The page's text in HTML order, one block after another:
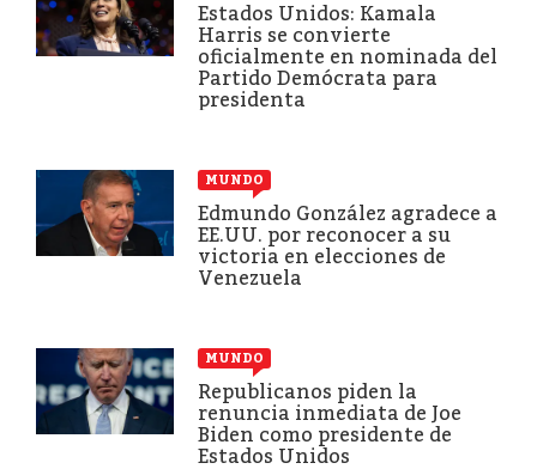
Estados Unidos: Kamala
Harris se convierte
oficialmente en nominada del
Partido Demócrata para
presidenta
MUNDO
Edmundo González agradece a
EE.UU. por reconocer a su
victoria en elecciones de
Venezuela
MUNDO
Republicanos piden la
renuncia inmediata de Joe
Biden como presidente de
Estados Unidos